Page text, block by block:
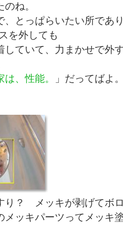
ね。
、とっぱらいたい所であ
を外しても
していて、力まかせで外
は、性能。 」だってばよ
り？ メッキが剥げてボ
メッキパーツってメッキ